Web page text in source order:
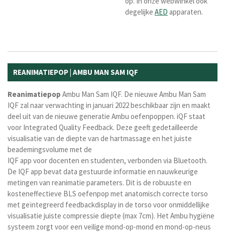
degelijke AED apparaten.
REANIMATIEPOP | AMBU MAN SAM IQF
Reanimatiepop Ambu Man Sam IQF. De nieuwe Ambu Man Sam
IQF zal naar verwachting in januari 2022 beschikbaar zijn en maakt
deel uit van de nieuwe generatie Ambu oefenpoppen. iQF staat
voor Integrated Quality Feedback. Deze geeft gedetailleerde
visualisatie van de diepte van de hartmassage en het juiste
beademingsvolume met de
IQF app voor docenten en studenten, verbonden via Bluetooth.
De IQF app bevat data gestuurde informatie en nauwkeurige
metingen van reanimatie parameters. Dit is de robuuste en
kosteneffectieve BLS oefenpop met anatomisch correcte torso
met geïntegreerd feedbackdisplay in de torso voor onmiddellijke
visualisatie juiste compressie diepte (max 7cm). Het Ambu hygiëne
systeem zorgt voor een veilige mond-op-mond en mond-op-neus